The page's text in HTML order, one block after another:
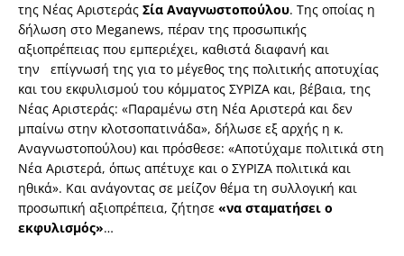
της Νέας Αριστεράς Σία Αναγνωστοπούλου. Της οποίας η
δήλωση στο Meganews, πέραν της προσωπικής
αξιοπρέπειας που εμπεριέχει, καθιστά διαφανή και
την επίγνωσή της για το μέγεθος της πολιτικής αποτυχίας
και του εκφυλισμού του κόμματος ΣΥΡΙΖΑ και, βέβαια, της
Νέας Αριστεράς: «Παραμένω στη Νέα Αριστερά και δεν
μπαίνω στην κλοτσοπατινάδα», δήλωσε εξ αρχής η κ.
Αναγνωστοπούλου) και πρόσθεσε: «Αποτύχαμε πολιτικά στη
Νέα Αριστερά, όπως απέτυχε και ο ΣΥΡΙΖΑ πολιτικά και
ηθικά». Και ανάγοντας σε μείζον θέμα τη συλλογική και
προσωπική αξιοπρέπεια, ζήτησε «να σταματήσει ο
εκφυλισμός»…